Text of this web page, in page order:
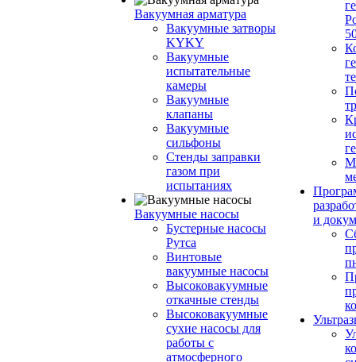
Вакуумная арматура
Вакуумные затворы
KYKY
Вакуумные
испытательные
камеры
Вакуумные
клапаны
Вакуумные
сильфоны
Стенды заправки
газом при
испытаниях
Вакуумные насосы
Бустерные насосы
Рутса
Винтовые
вакуумные насосы
Высоковакуумные
откачные стенды
Высоковакуумные
сухие насосы для
работы с
атмосферного
и